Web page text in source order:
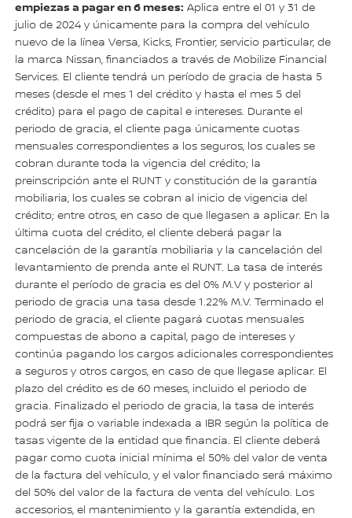
empiezas a pagar en 6 meses: Aplica entre el 01 y 31 de
julio de 2024 y únicamente para la compra del vehículo
nuevo de la línea Versa, Kicks, Frontier, servicio particular, de
la marca Nissan, financiados a través de Mobilize Financial
Services. El cliente tendrá un período de gracia de hasta 5
meses (desde el mes 1 del crédito y hasta el mes 5 del
crédito) para el pago de capital e intereses. Durante el
periodo de gracia, el cliente paga únicamente cuotas
mensuales correspondientes a los seguros, los cuales se
cobran durante toda la vigencia del crédito; la
preinscripción ante el RUNT y constitución de la garantía
mobiliaria, los cuales se cobran al inicio de vigencia del
crédito; entre otros, en caso de que llegasen a aplicar. En la
última cuota del crédito, el cliente deberá pagar la
cancelación de la garantía mobiliaria y la cancelación del
levantamiento de prenda ante el RUNT. La tasa de interés
durante el período de gracia es del 0% M.V y posterior al
periodo de gracia una tasa desde 1.22% M.V. Terminado el
periodo de gracia, el cliente pagará cuotas mensuales
compuestas de abono a capital, pago de intereses y
continúa pagando los cargos adicionales correspondientes
a seguros y otros cargos, en caso de que llegase aplicar. El
plazo del crédito es de 60 meses, incluido el periodo de
gracia. Finalizado el periodo de gracia, la tasa de interés
podrá ser fija o variable indexada a IBR según la política de
tasas vigente de la entidad que financia. El cliente deberá
pagar como cuota inicial mínima el 50% del valor de venta
de la factura del vehículo, y el valor financiado será máximo
del 50% del valor de la factura de venta del vehículo. Los
accesorios, el mantenimiento y la garantía extendida, en